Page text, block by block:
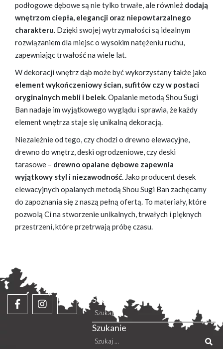
podłogowe dębowe są nie tylko trwałe, ale również dodają
wnętrzom ciepła, elegancji oraz niepowtarzalnego
charakteru. Dzięki swojej wytrzymałości są idealnym
rozwiązaniem dla miejsc o wysokim natężeniu ruchu,
zapewniając trwałość na wiele lat.
W dekoracji wnętrz dąb może być wykorzystany także jako
element wykończeniowy ścian, sufitów czy w postaci
oryginalnych mebli i belek. Opalanie metodą Shou Sugi
Ban nadaje im wyjątkowego wyglądu i sprawia, że każdy
element wnętrza staje się unikalną dekoracją.
Niezależnie od tego, czy chodzi o drewno elewacyjne,
drewno do wnętrz, deski ogrodzeniowe, czy deski
tarasowe – drewno opalane dębowe zapewnia
wyjątkowy styl i niezawodność. Jako producent desek
elewacyjnych opalanych metodą Shou Sugi Ban zachęcamy
do zapoznania się z naszą pełną ofertą. To materiały, które
pozwolą Ci na stworzenie unikalnych, trwałych i pięknych
przestrzeni, które przetrwają próbę czasu.
Search
Szukaj:
Szukanie